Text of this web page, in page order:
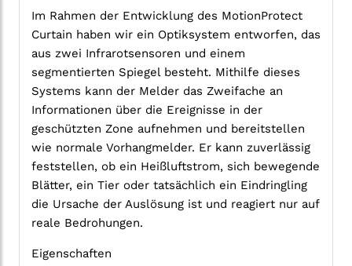
Im Rahmen der Entwicklung des MotionProtect
Curtain haben wir ein Optiksystem entworfen, das
aus zwei Infrarotsensoren und einem
segmentierten Spiegel besteht. Mithilfe dieses
Systems kann der Melder das Zweifache an
Informationen über die Ereignisse in der
geschützten Zone aufnehmen und bereitstellen
wie normale Vorhangmelder. Er kann zuverlässig
feststellen, ob ein Heißluftstrom, sich bewegende
Blätter, ein Tier oder tatsächlich ein Eindringling
die Ursache der Auslösung ist und reagiert nur auf
reale Bedrohungen.
Eigenschaften